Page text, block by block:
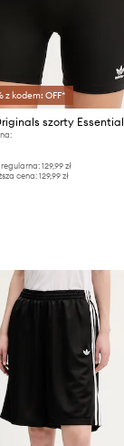
z kodem: OFF*
szorty Essential
129,99 zł
cena: 129,99 zł